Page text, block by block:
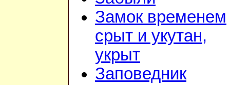
Замок временем
срыт и укутан,
укрыт
Заповедник